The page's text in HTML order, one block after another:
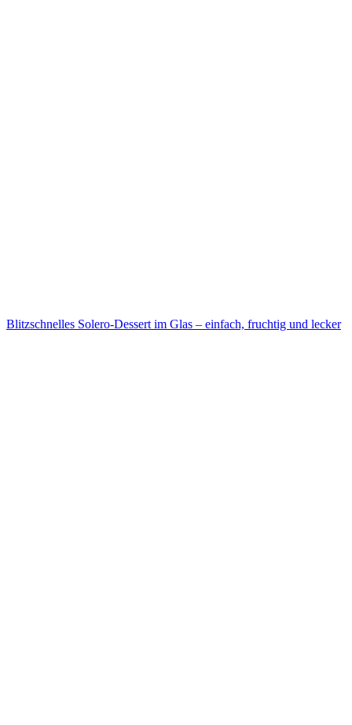
Blitzschnelles Solero-Dessert im Glas – einfach, fruchtig und lecker